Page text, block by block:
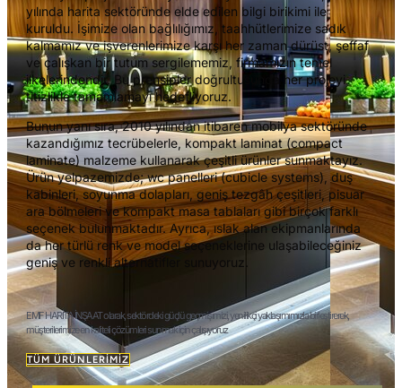
yılında harita sektöründe elde edilen bilgi birikimi ile
kuruldu. İşimize olan bağlılığımız, taahhütlerimize sadık
kalmamız ve işverenlerimize karşı her zaman dürüst, şeffaf
ve çalışkan bir tutum sergilememiz, firmamızın temel
ilkelerindendir. Bu prensipler doğrultusunda her projeyi
titizlikle tamamlamayı hedefliyoruz.
Bunun yanı sıra, 2010 yılından itibaren mobilya sektöründe
kazandığımız tecrübelerle, kompakt laminat (compact
laminate) malzeme kullanarak çeşitli ürünler sunmaktayız.
Ürün yelpazemizde; wc panelleri (cubicle systems), duş
kabinleri, soyunma dolapları, geniş tezgâh çeşitleri, pisuar
ara bölmeleri ve kompakt masa tablaları gibi birçok farklı
seçenek bulunmaktadır. Ayrıca, ıslak alan ekipmanlarında
da her türlü renk ve model seçeneklerine ulaşabileceğiniz
geniş ve renkli alternatifler sunuyoruz.
EMF HARİTA İNŞAAT olarak, sektördeki güçlü geçmişimizi, yenilikçi yaklaşımımızla birleştirerek,
müşterilerimize en kaliteli çözümleri sunmak için çalışıyoruz
TÜM ÜRÜNLERIMIZ